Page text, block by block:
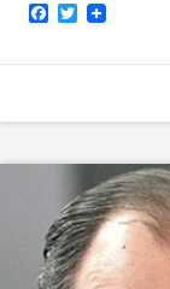
Facebook
Twitter